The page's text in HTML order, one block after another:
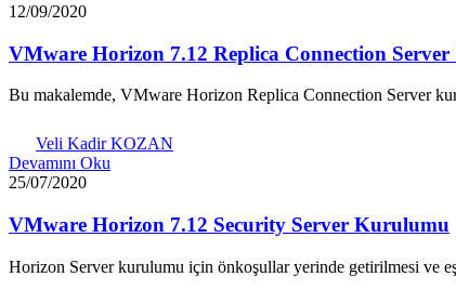
12/09/2020
VMware Horizon 7.12 Replica Connection
Bu makalemde, VMware Horizon Replica Connection Server
Veli Kadir KOZAN
Devamını Oku
25/07/2020
VMware Horizon 7.12 Security Server Kurulumu
Horizon Server kurulumu için önkoşullar yerinde getirilmesi ve